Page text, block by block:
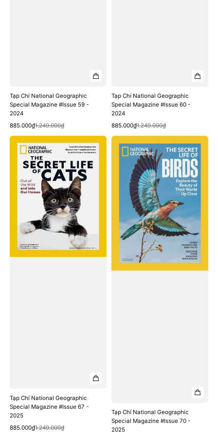
Tạp Chí National Geographic
Special Magazine #Issue 59 -
2024
Sale
885.000₫
Regular
1.249.000₫
Quick View
Tạp Chí National Geographic
Special Magazine #Issue 60 -
2024
Sale
885.000₫
Regular
1.249.000₫
Quick View
Tạp
National
Geographic
Special
Magazine
2025
Tạp Chí National Geographic
Special Magazine #Issue 67 -
2025
Sale
885.000₫
Regular
1.249.000₫
Quick View
Tạp
National
Geographic
Special
Magazine
#Issue
2025
Tạp Chí National Geographic
Special Magazine #Issue 70 -
2025